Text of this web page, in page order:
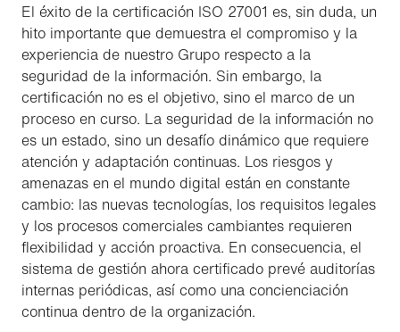
El éxito de la certificación ISO 27001 es, sin duda, un
hito importante que demuestra el compromiso y la
experiencia de nuestro Grupo respecto a la
seguridad de la información. Sin embargo, la
certificación no es el objetivo, sino el marco de un
proceso en curso. La seguridad de la información no
es un estado, sino un desafío dinámico que requiere
atención y adaptación continuas. Los riesgos y
amenazas en el mundo digital están en constante
cambio: las nuevas tecnologías, los requisitos legales
y los procesos comerciales cambiantes requieren
flexibilidad y acción proactiva. En consecuencia, el
sistema de gestión ahora certificado prevé auditorías
internas periódicas, así como una concienciación
continua dentro de la organización.